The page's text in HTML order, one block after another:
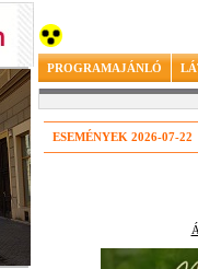
PROGRAMAJÁNLÓ
ESEMÉNYEK 2026-07-22